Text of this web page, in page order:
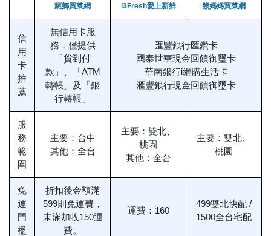
蔬鄉買菜網 i3Fresh愛上新鮮 熊媽媽買菜網
信
用
卡
推
薦
無信用卡服
務，僅提供
「貨到付
款」、「ATM
轉帳」及「銀
行轉帳」
匯豐銀行匯鑽卡
國泰世華現金回饋御璽卡
華南銀行i網購生活卡
滙豐銀行現金回饋御璽卡
服
務
範
圍
主要：台中
其他：全台
主要：雙北、
桃園
其他：全台
主要：雙北、
桃園
免
運
門
檻
折扣後金額滿
599則免運費，
未滿加收150運
費。
運費：160
499雙北快配 /
1500全台宅配